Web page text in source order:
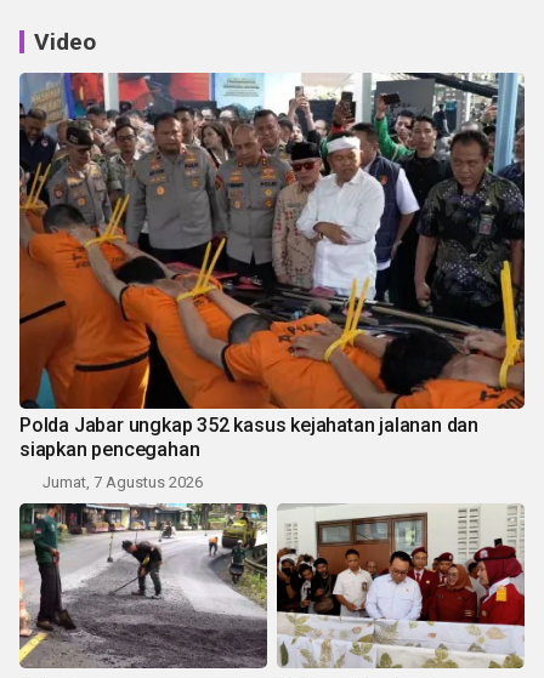
Video
Polda Jabar ungkap 352 kasus kejahatan jalanan dan
siapkan pencegahan
Jumat, 7 Agustus 2026